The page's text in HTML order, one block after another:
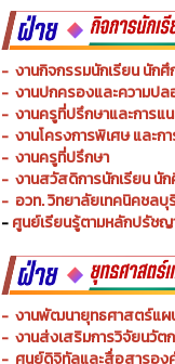
- งานการศึกษาพิเศษและคว
- งานพัฒนาหลักสูตรสายเ
การ
- งานกิจกรรมนักเรียน นักศึก
- งานปกครองและความปล
- งานครูที่ปรึกษาและการแนะ
-งานโครงการพิเศษ และก
-งานสวัสดิการนักเรียน นั
-อวท. วิทยาลัยเทคนิคชลบุ
- ศูนย์เรียนรู้ตามหลักปรัช